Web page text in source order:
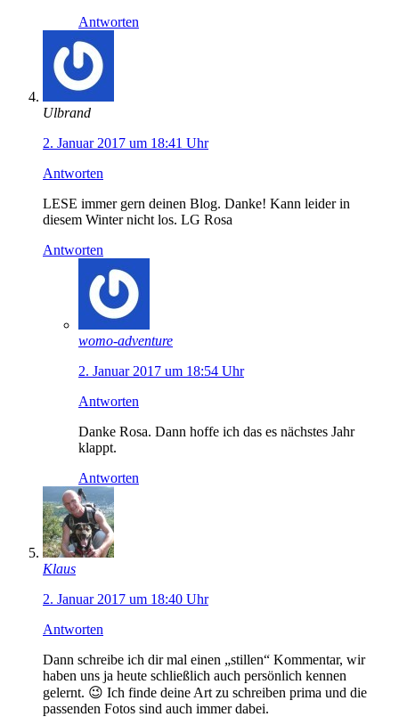
Antworten
Ulbrand
2. Januar 2017 um 18:41 Uhr
Antworten
LESE immer gern deinen Blog. Danke! Kann leider in
diesem Winter nicht los. LG Rosa
Antworten
womo-adventure
2. Januar 2017 um 18:54 Uhr
Antworten
Danke Rosa. Dann hoffe ich das es nächstes Jahr
klappt.
Antworten
Klaus
2. Januar 2017 um 18:40 Uhr
Antworten
Dann schreibe ich dir mal einen „stillen“ Kommentar, wir
haben uns ja heute schließlich auch persönlich kennen
gelernt. 😉 Ich finde deine Art zu schreiben prima und die
passenden Fotos sind auch immer dabei.